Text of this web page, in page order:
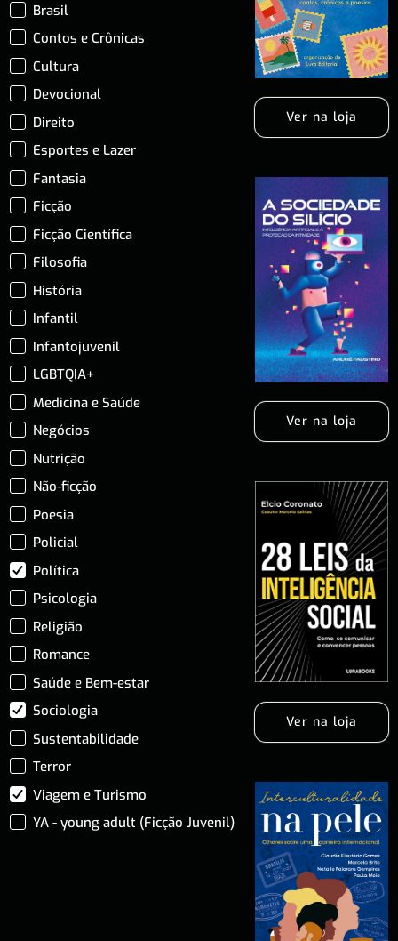
Brasil
Contos e Crônicas
Cultura
Devocional
Direito
Esportes e Lazer
Fantasia
Ficção
Ficção Científica
Filosofia
História
Infantil
Infantojuvenil
LGBTQIA+
Medicina e Saúde
Negócios
Nutrição
Não-ficção
Poesia
Policial
Política
Psicologia
Religião
Romance
Saúde e Bem-estar
Sociologia
Sustentabilidade
Terror
Viagem e Turismo
YA - young adult (Ficção Juvenil)
Ver na loja
Ver na loja
Ver na loja